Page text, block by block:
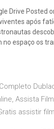
Drive Posted
após
espaço os
Assista
assistir